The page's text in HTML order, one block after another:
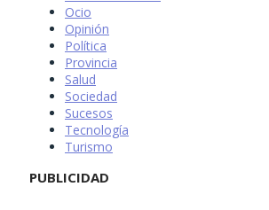
Ocio
Opinión
Política
Provincia
Salud
Sociedad
Sucesos
Tecnología
Turismo
PUBLICIDAD